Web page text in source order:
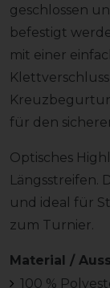
geschlossen
befestigt
mit einer
für den
Optisches
Längsstreifen.
und ideal für
zum Turnier.
Material /
100 %